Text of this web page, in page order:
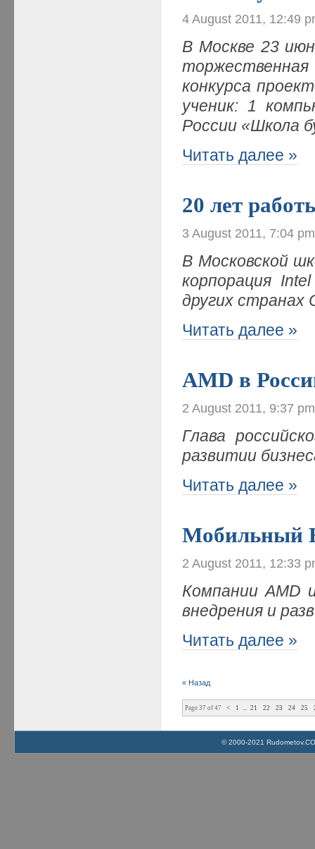
4 August 2011, 12:49
В Москве 23
конкурса
ученик: 1
России «Школа
Читать далее »
20 лет
3 August 2011, 7:04 pm
В Московской
корпорация
других странах
Читать далее »
AMD в
2 August 2011, 9:37 pm
Глава
развитии
Читать далее »
Мобильный
2 August 2011, 12:33
Компании AMD
внедрения и
Читать далее »
« Назад
Page 37 of 47 < 1 21 22 23 24 25
© 2000-2021